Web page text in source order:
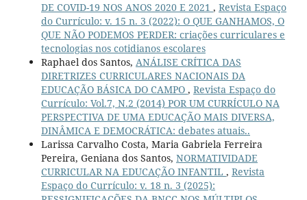
DE COVID-19 NOS ANOS 2020 E 2021 , Revista Espaço
do Currículo: v. 15 n. 3 (2022): O QUE GANHAMOS, O
QUE NÃO PODEMOS PERDER: criações curriculares e
tecnologias nos cotidianos escolares
Raphael dos Santos, ANÁLISE CRÍTICA DAS
DIRETRIZES CURRICULARES NACIONAIS DA
EDUCAÇÃO BÁSICA DO CAMPO , Revista Espaço do
Currículo: Vol.7, N.2 (2014) POR UM CURRÍCULO NA
PERSPECTIVA DE UMA EDUCAÇÃO MAIS DIVERSA,
DINÂMICA E DEMOCRÁTICA: debates atuais..
Larissa Carvalho Costa, Maria Gabriela Ferreira
Pereira, Geniana dos Santos, NORMATIVIDADE
CURRICULAR NA EDUCAÇÃO INFANTIL , Revista
Espaço do Currículo: v. 18 n. 3 (2025):